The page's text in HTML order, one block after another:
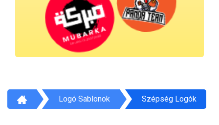
Logó Sablonok Szépség Logók